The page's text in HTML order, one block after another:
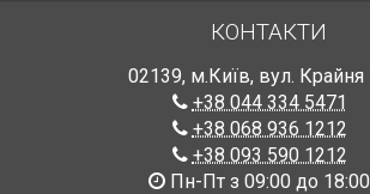
КОНТАКТИ
02139, м.Київ, вул. Крайня
+38 044 334 5471
+38 068 936 1212
+38 093 590 1212
Пн-Пт з 09:00 до 18:00